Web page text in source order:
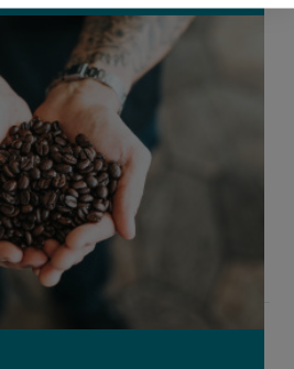
de hoogte in
duurder te worden. De prijs
op de grondstoffenbeurs in New
sinds 1997 gestegen. De prijs